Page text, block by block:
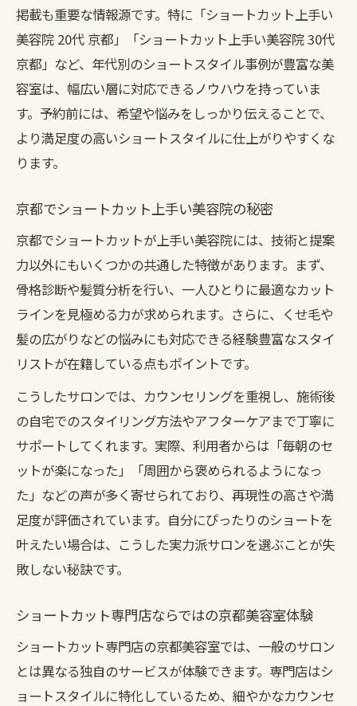
掲載も重要な情報源です。特に「ショートカット上手い
美容院 20代 京都」「ショートカット上手い美容院 30代
京都」など、年代別のショートスタイル事例が豊富な美
容室は、幅広い層に対応できるノウハウを持っていま
す。予約前には、希望や悩みをしっかり伝えることで、
より満足度の高いショートスタイルに仕上がりやすくな
ります。
京都でショートカット上手い美容院の秘密
京都でショートカットが上手い美容院には、技術と提案
力以外にもいくつかの共通した特徴があります。まず、
骨格診断や髪質分析を行い、一人ひとりに最適なカット
ラインを見極める力が求められます。さらに、くせ毛や
髪の広がりなどの悩みにも対応できる経験豊富なスタイ
リストが在籍している点もポイントです。
こうしたサロンでは、カウンセリングを重視し、施術後
の自宅でのスタイリング方法やアフターケアまで丁寧に
サポートしてくれます。実際、利用者からは「毎朝のセ
ットが楽になった」「周囲から褒められるようになっ
た」などの声が多く寄せられており、再現性の高さや満
足度が評価されています。自分にぴったりのショートを
叶えたい場合は、こうした実力派サロンを選ぶことが失
敗しない秘訣です。
ショートカット専門店ならではの京都美容室体験
ショートカット専門店の京都美容室では、一般のサロン
とは異なる独自のサービスが体験できます。専門店はシ
ョートスタイルに特化しているため、細やかなカウンセ